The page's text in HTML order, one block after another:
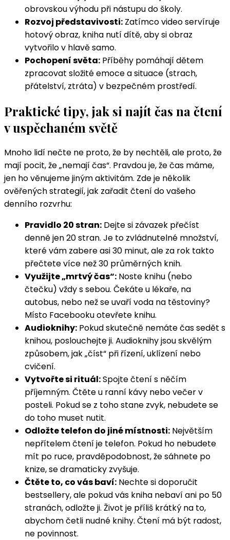
obrovskou výhodu při nástupu do školy.
Rozvoj představivosti: Zatímco video servíruje
hotový obraz, kniha nutí dítě, aby si obraz
vytvořilo v hlavě samo.
Pochopení světa: Příběhy pomáhají dětem
zpracovat složité emoce a situace (strach,
přátelství, ztráta) v bezpečném prostředí.
Praktické tipy, jak si najít čas na čtení
v uspěchaném světě
Mnoho lidí nečte ne proto, že by nechtěli, ale proto, že
mají pocit, že „nemají čas“. Pravdou je, že čas máme,
jen ho věnujeme jiným aktivitám. Zde je několik
ověřených strategií, jak zařadit čtení do vašeho
denního rozvrhu:
Pravidlo 20 stran: Dejte si závazek přečíst
denně jen 20 stran. Je to zvládnutelné množství,
které vám zabere asi 30 minut, ale za rok takto
přečtete více než 30 průměrných knih.
Využijte „mrtvý čas“: Noste knihu (nebo
čtečku) vždy s sebou. Čekáte u lékaře, na
autobus, nebo než se uvaří voda na těstoviny?
Místo Facebooku otevřete knihu.
Audioknihy: Pokud skutečně nemáte čas sedět s
knihou, poslouchejte ji. Audioknihy jsou skvělým
způsobem, jak „číst“ při řízení, uklízení nebo
cvičení.
Vytvořte si rituál:Spojte čtení s něčím
příjemným. Čtěte u ranní kávy nebo večer v
posteli. Pokud se z toho stane zvyk, nebudete se
do toho muset nutit.
Odložte telefon do jiné místnosti: Největším
nepřítelem čtení je telefon. Pokud ho nebudete
mít po ruce, pravděpodobnost, že sáhnete po
knize, se dramaticky zvyšuje.
Čtěte to, co vás baví: Nechte si doporučit
bestsellery, ale pokud vás kniha nebaví ani po 50
stranách, odložte ji. Život je příliš krátký na to,
abychom četli nudné knihy. Čtení má být radost,
ne povinnost.